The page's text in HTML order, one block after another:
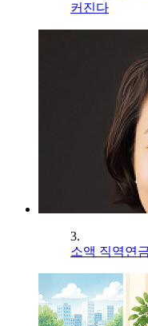
커진다
3.
소액 직역연